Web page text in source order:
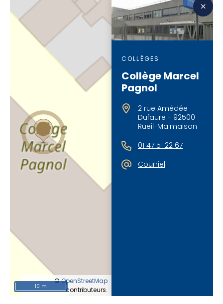
©OpenStreetMap
contributeurs.
10 m
COLLÈGES
Collège Marcel
Pagnol
2 rue Amédée
Dufaure - 92500
Rueil-Malmaison
01 47 51 22 67
Courriel